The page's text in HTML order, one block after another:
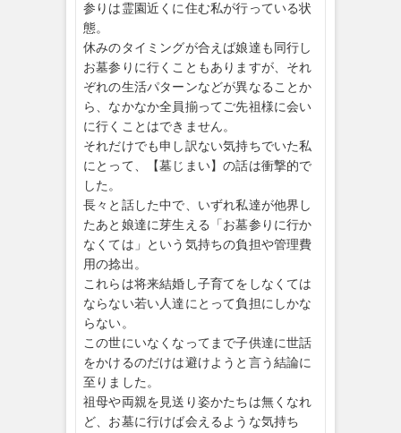
参りは霊園近くに住む私が行っている状
態。
休みのタイミングが合えば娘達も同行し
お墓参りに行くこともありますが、それ
ぞれの生活パターンなどが異なることか
ら、なかなか全員揃ってご先祖様に会い
に行くことはできません。
それだけでも申し訳ない気持ちでいた私
にとって、【墓じまい】の話は衝撃的で
した。
長々と話した中で、いずれ私達が他界し
たあと娘達に芽生える「お墓参りに行か
なくては」という気持ちの負担や管理費
用の捻出。
これらは将来結婚し子育てをしなくては
ならない若い人達にとって負担にしかな
らない。
この世にいなくなってまで子供達に世話
をかけるのだけは避けようと言う結論に
至りました。
祖母や両親を見送り姿かたちは無くなれ
ど、お墓に行けば会えるような気持ち